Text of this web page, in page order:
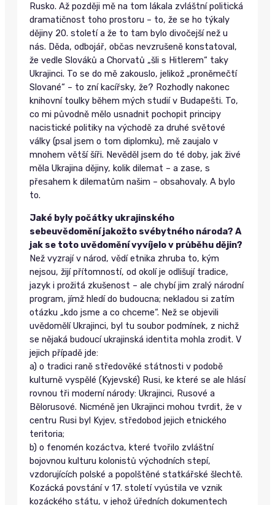
Rusko. Až později mě na tom lákala zvláštní politická
dramatičnost toho prostoru – to, že se ho týkaly
dějiny 20. století a že to tam bylo divočejší než u
nás. Děda, odbojář, občas nevzrušeně konstatoval,
že vedle Slováků a Chorvatů „šli s Hitlerem“ taky
Ukrajinci. To se do mě zakouslo, jelikož „proněmečtí
Slované“ – to zní kacířsky, že? Rozhodly nakonec
knihovní toulky během mých studií v Budapešti. To,
co mi původně mělo usnadnit pochopit principy
nacistické politiky na východě za druhé světové
války (psal jsem o tom diplomku), mě zaujalo v
mnohem větší šíři. Nevěděl jsem do té doby, jak živé
měla Ukrajina dějiny, kolik dilemat – a zase, s
přesahem k dilematům našim – obsahovaly. A bylo
to.
Jaké byly počátky ukrajinského
sebeuvědomění jakožto svébytného národa? A
jak se toto uvědomění vyvíjelo v průběhu dějin?
Než vyzrají v národ, vědí etnika zhruba to, kým
nejsou, žijí přítomností, od okolí je odlišují tradice,
jazyk i prožitá zkušenost – ale chybí jim zralý národní
program, jímž hledí do budoucna; nekladou si zatím
otázku „kdo jsme a co chceme“. Než se objevili
uvědomělí Ukrajinci, byl tu soubor podmínek, z nichž
se nějaká budoucí ukrajinská identita mohla zrodit. V
jejich případě jde:
a) o tradici raně středověké státnosti v podobě
kulturně vyspělé (Kyjevské) Rusi, ke které se ale hlásí
rovnou tři moderní národy: Ukrajinci, Rusové a
Bělorusové. Nicméně jen Ukrajinci mohou tvrdit, že v
centru Rusi byl Kyjev, středobod jejich etnického
teritoria;
b) o fenomén kozáctva, které tvořilo zvláštní
bojovnou kulturu kolonistů východních stepí,
vzdorujících polské a popolštěné statkářské šlechtě.
Kozácká povstání v 17. století vyústila ve vznik
kozáckého státu, v jehož úředních dokumentech